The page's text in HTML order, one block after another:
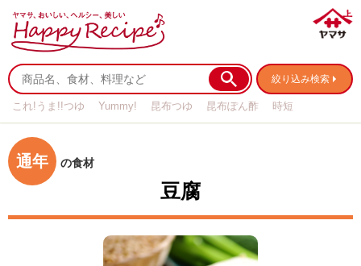
絞り込み検索
これ!うま!!つゆ Yummy! 昆布つゆ 昆布ぽん酢
時短
通年 の食材
豆腐